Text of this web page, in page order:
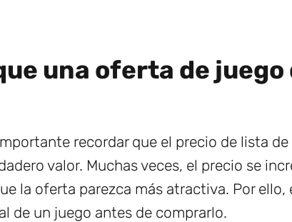
una oferta de juego
recordar que el precio de lista
valor. Muchas veces, el precio se
la oferta parezca más atractiva. Por ello,
de un juego antes de comprarlo.